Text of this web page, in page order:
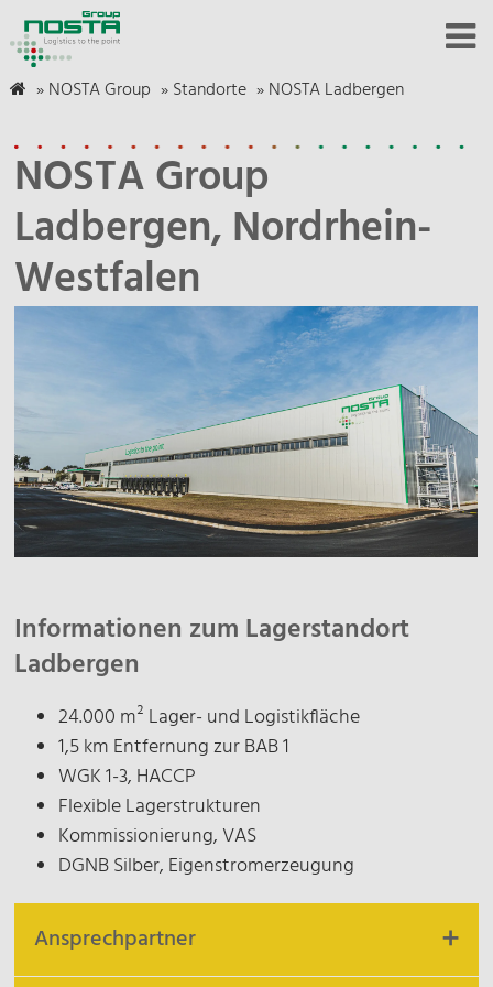
»NOSTA Group »Standorte »NOSTA Ladbergen
NOSTA Group
Ladbergen, Nordrhein-
Westfalen
Informationen zum Lagerstandort
Ladbergen
24.000 m² Lager- und Logistikfläche
1,5 km Entfernung zur BAB 1
WGK 1-3, HACCP
Flexible Lagerstrukturen
Kommissionierung, VAS
DGNB Silber, Eigenstromerzeugung
Ansprechpartner